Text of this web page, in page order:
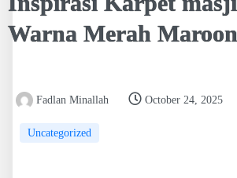
Warna Merah Maroon
Fadlan Minallah October 24, 2025
Uncategorized